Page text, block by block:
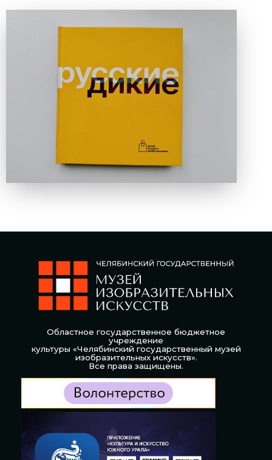
Областное государственное бюджетное
учреждение
культуры «Челябинский государственный музей
изобразительных искусств».
Все права защищены.